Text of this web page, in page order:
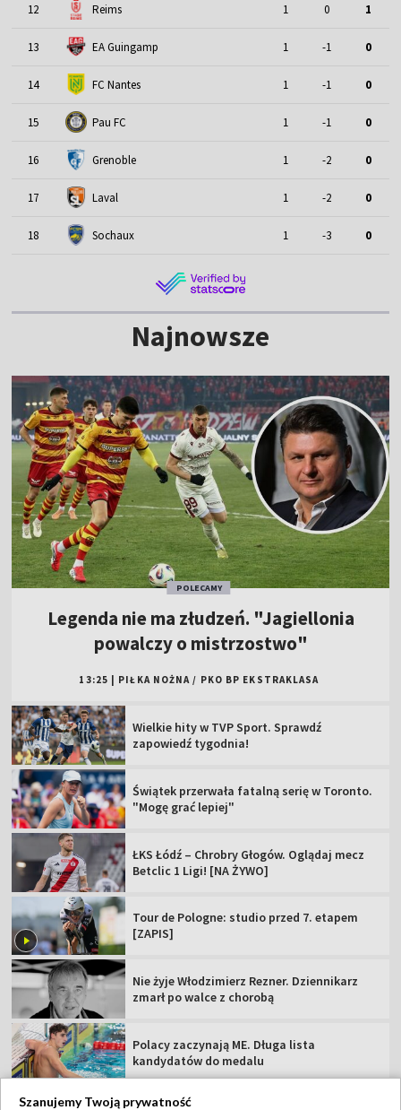
12 Reims 1 0 1
13 EA Guingamp 1 -1 0
14 FC Nantes 1 -1 0
15 Pau FC 1 -1 0
16 Grenoble 1 -2 0
17 Laval 1 -2 0
18 Sochaux 1 -3 0
Najnowsze
POLECAMY
Legenda nie ma złudzeń. "Jagiellonia
powalczy o mistrzostwo"
13:25 PIŁKA NOŻNA / PKO BP EKSTRAKLASA
Wielkie hity w TVP Sport. Sprawdź
zapowiedź tygodnia!
Świątek przerwała fatalną serię w Toronto.
"Mogę grać lepiej"
ŁKS Łódź – Chrobry Głogów. Oglądaj mecz
Betclic 1 Ligi! [NA ŻYWO]
Tour de Pologne: studio przed 7. etapem
[ZAPIS]
Nie żyje Włodzimierz Rezner. Dziennikarz
zmarł po walce z chorobą
Polacy zaczynają ME. Długa lista
kandydatów do medalu
Szanujemy Twoją prywatność